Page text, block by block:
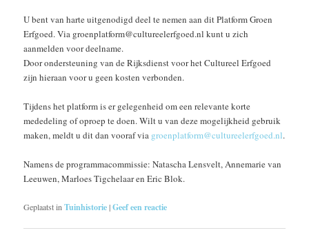
U bent van harte uitgenodigd deel te nemen aan dit Platform Groen
Erfgoed. Via groenplatform@cultureelerfgoed.nl kunt u zich
aanmelden voor deelname.
Door ondersteuning van de Rijksdienst voor het Cultureel Erfgoed
zijn hieraan voor u geen kosten verbonden.
Tijdens het platform is er gelegenheid om een relevante korte
mededeling of oproep te doen. Wilt u van deze mogelijkheid gebruik
maken, meldt u dit dan vooraf via groenplatform@cultureelerfgoed.nl.
Namens de programmacommissie: Natascha Lensvelt, Annemarie van
Leeuwen, Marloes Tigchelaar en Eric Blok.
Geplaatst in Tuinhistorie|Geef een reactie